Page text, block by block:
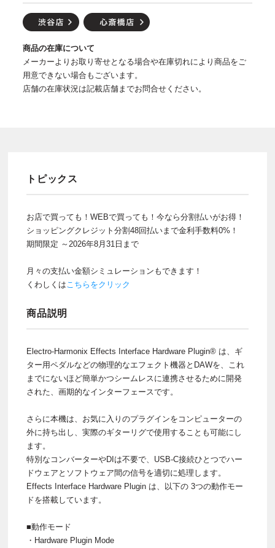
商品の在庫について
メーカーよりお取り寄せとなる場合や在庫切れにより商品をご
用意できない場合もございます。
店舗の在庫状況は記載店舗までお問合せください。
トピックス
お店で買っても！WEBで買っても！今なら分割払いがお得！
ショッピングクレジット分割48回払いまで金利手数料0%！
期間限定 ～2026年8月31日まで
月々の支払い金額シミュレーションもできます！
くわしくはこちらをクリック
商品説明
Electro-Harmonix Effects Interface Hardware Plugin® は、ギ
ター用ペダルなどの物理的なエフェクト機器とDAWを、これ
までにないほど簡単かつシームレスに連携させるために開発
された、画期的なインターフェースです。
さらに本機は、お気に入りのプラグインをコンピューターの
外に持ち出し、実際のギターリグで使用することも可能にし
ます。
特別なコンバーターやDIは不要で、USB-C接続ひとつでハー
ドウェアとソフトウェア間の信号を適切に処理します。
Effects Interface Hardware Plugin は、以下の 3つの動作モー
ドを搭載しています。
■動作モード
・Hardware Plugin Mode